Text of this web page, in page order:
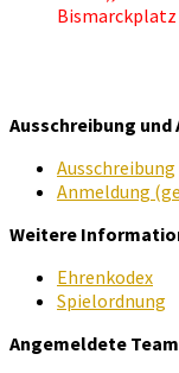
Ausschreibung und
Ausschreibung
Anmeldung
Weitere
Ehrenkodex
Spielordnung
Angemeldete